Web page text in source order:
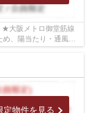
大阪メトロ御堂筋線
、陽当たり・通風良
ざい...
定物件を見る